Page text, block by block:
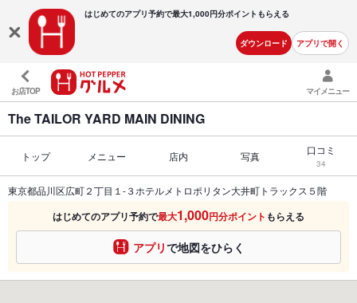
はじめてのアプリ予約で最大1,000円分ポイントもらえる
ダウンロード アプリで開く
お店TOP マイメニュー
The TAILOR YARD MAIN DINING
トップ メニュー 店内 写真 口コミ
34
東京都品川区広町２丁目１-３ホテルメトロポリタン大井町トラックス５階
はじめてのアプリ予約で最大1,000円分ポイント もらえる
アプリで地図をひらく